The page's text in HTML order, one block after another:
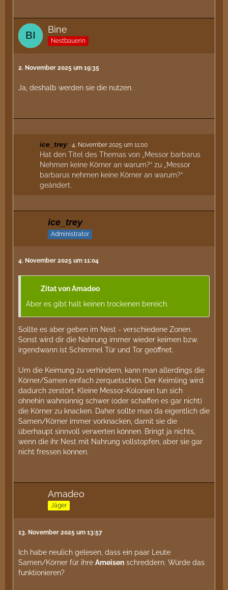
Bine
Nestbauerin
2. November 2025 um 19:35
Ja, deshalb werden sie die nutzen.
ice_trey 4. November 2025 um 11:00
Hat den Titel des Themas von „Messor barbarus
Nehmen keine Körner an warum?“ zu „Messor
barbarus nehmen keine Körner an warum?“
geändert.
ice_trey
Administrator
4. November 2025 um 11:04
Zitat von Amadeo
Aber es gibt halt keinen trockenen bereich.
Sollte es aber geben im Nest - verschiedene Zonen.
Sonst wird dir die Nahrung immer wieder keimen bzw.
irgendwann ist Schimmel Tür und Tor geöffnet.
Um die Keimung zu verhindern, kann man allerdings die
Körner/Samen einfach zerquetschen. Der Keimling wird
dadurch zerstört. Kleine Messor-Kolonien tun sich
ohnehin wahnsinnig schwer (oder schaffen es gar nicht)
die Körner zu knacken. Daher sollte man da eigentlich die
Samen/Körner immer vorknacken, damit sie die
überhaupt sinnvoll verwerten können. Bringt ja nichts,
wenn die ihr Nest mit Nahrung vollstopfen, aber sie gar
nicht fressen können.
Amadeo
Jäger
13. November 2025 um 13:57
Ich habe neulich gelesen, dass ein paar Leute
Samen/Körner für ihre Ameisen schreddern. Würde das
funktionieren?